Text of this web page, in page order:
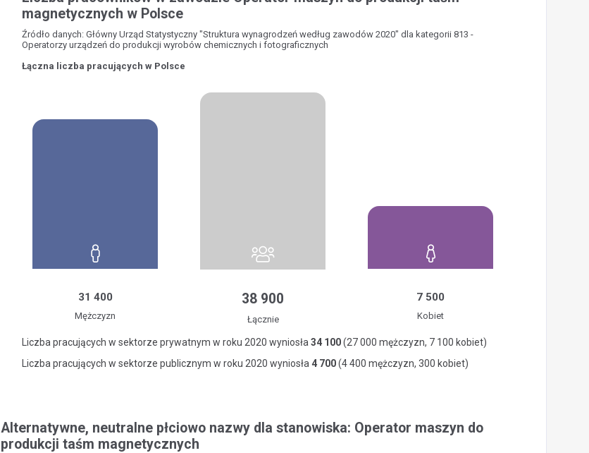
magnetycznych w Polsce
Źródło danych: Główny Urząd Statystyczny "Struktura wynagrodzeń według zawodów 2020" dla kategorii 813 -
Operatorzy urządzeń do produkcji wyrobów chemicznych i fotograficznych
Łączna liczba pracujących w Polsce
31 400
Mężczyzn
38 900
Łącznie
7 500
Kobiet
Liczba pracujących w sektorze prywatnym w roku 2020 wyniosła 34 100(27 000 mężczyzn, 7 100 kobiet)
Liczba pracujących w sektorze publicznym w roku 2020 wyniosła 4 700(4 400 mężczyzn, 300 kobiet)
Alternatywne, neutralne płciowo nazwy dla stanowiska: Operator maszyn do
produkcji taśm magnetycznych